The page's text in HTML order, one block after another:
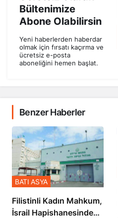
Bültenimize
Abone Olabilirsin
Yeni haberlerden haberdar
olmak için fırsatı kaçırma ve
ücretsiz e-posta
aboneliğini hemen başlat.
Benzer Haberler
Filistinli Kadın Mahkum,
İsrail Hapishanesindeki
BATI ASYA